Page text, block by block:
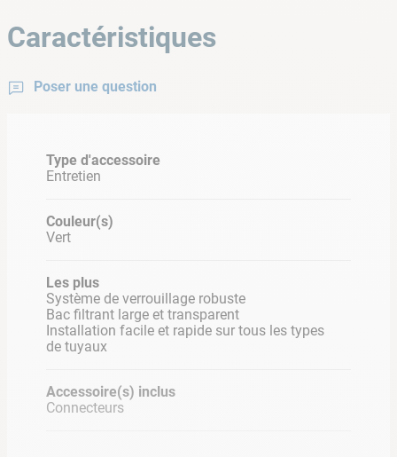
grâce à sa poignée ergonomique.
Caractéristiques
Poser une question
Type d'accessoire
Entretien
Couleur(s)
Vert
Les plus
Système de verrouillage robuste
Bac filtrant large et transparent
Installation facile et rapide sur tous les types
de tuyaux
Accessoire(s) inclus
Connecteurs